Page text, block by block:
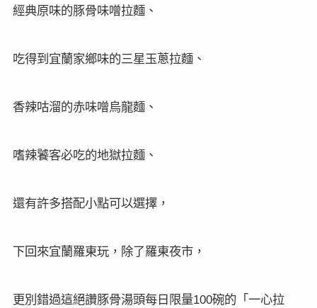
經典原味的豚骨味噌拉麵、
吃得到宜蘭家鄉味的三星玉蔥拉麵、
香辣咕溜的赤味噌烏龍麵、
嗜辣饕客必吃的地獄拉麵、
還有許多搭配小點可以選擇，
下回來宜蘭羅東玩，除了羅東夜市，
更別錯過這絕讚豚骨湯頭每日限量100碗的「一心拉